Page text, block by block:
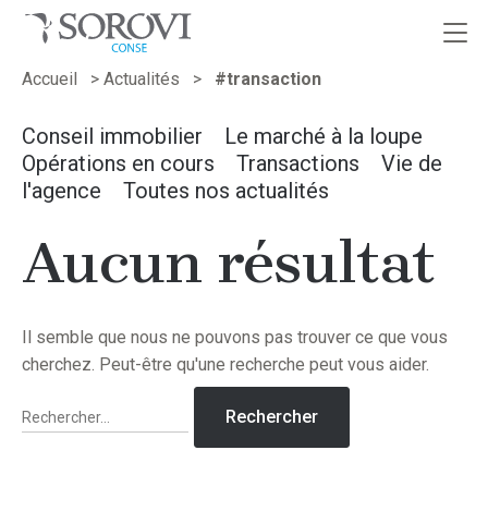
Passer
contenu
Accueil > Actualités > #transaction
Conseil immobilier
Le marché à la loupe
Opérations en cours
Transactions
Vie de
l'agence
Toutes nos actualités
Aucun résultat
Il semble que nous ne pouvons pas trouver ce que vous
cherchez. Peut-être qu'une recherche peut vous aider.